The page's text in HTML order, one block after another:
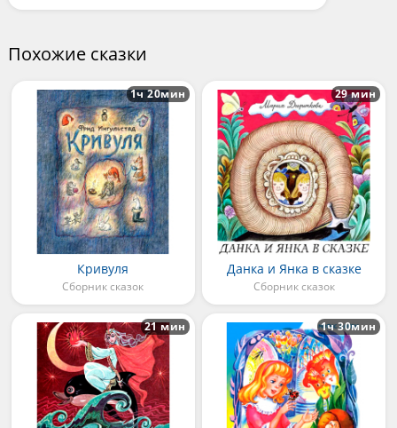
Похожие сказки
Кривуля
Сборник сказок
1ч 20мин
Данка и Янка в сказке
Сборник сказок
29 мин
21 мин 1ч 30мин